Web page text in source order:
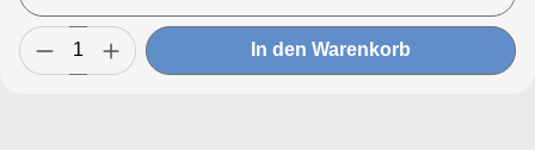
In den Warenkorb